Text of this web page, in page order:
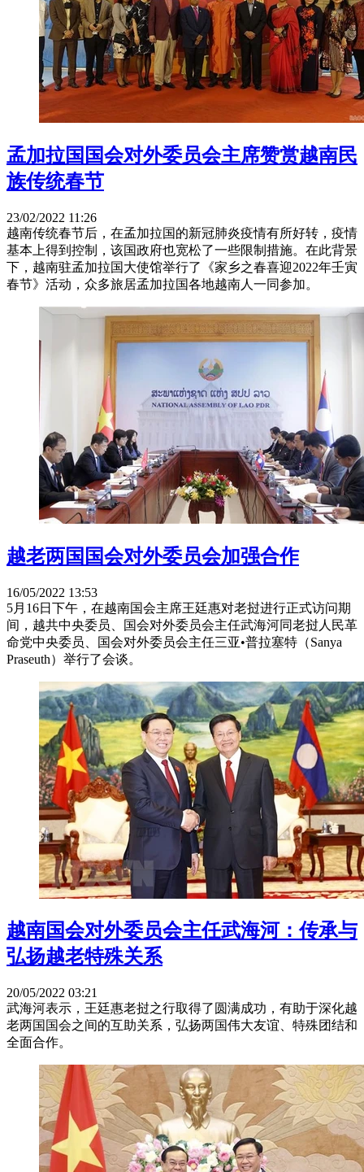
孟加拉国国会对外委员会主席赞赏越南民
族传统春节
23/02/2022 11:26
越南传统春节后，在孟加拉国的新冠肺炎疫情有所好转，疫情
基本上得到控制，该国政府也宽松了一些限制措施。在此背景
下，越南驻孟加拉国大使馆举行了《家乡之春喜迎2022年壬寅
春节》活动，众多旅居孟加拉国各地越南人一同参加。
越老两国国会对外委员会加强合作
16/05/2022 13:53
5月16日下午，在越南国会主席王廷惠对老挝进行正式访问期
间，越共中央委员、国会对外委员会主任武海河同老挝人民革
命党中央委员、国会对外委员会主任三亚•普拉塞特（Sanya
Praseuth）举行了会谈。
越南国会对外委员会主任武海河：传承与
弘扬越老特殊关系
20/05/2022 03:21
武海河表示，王廷惠老挝之行取得了圆满成功，有助于深化越
老两国国会之间的互助关系，弘扬两国伟大友谊、特殊团结和
全面合作。